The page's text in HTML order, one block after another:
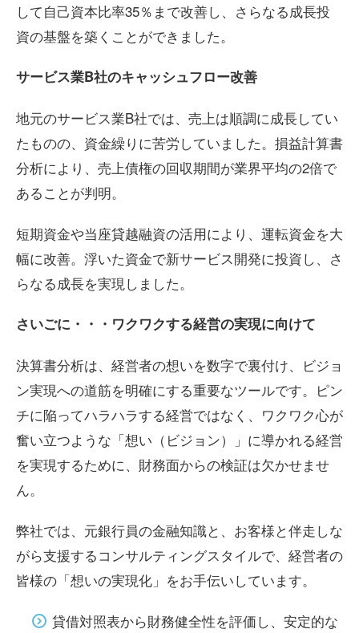
して自己資本比率35％まで改善し、さらなる成長投
資の基盤を築くことができました。
サービス業B社のキャッシュフロー改善
地元のサービス業B社では、売上は順調に成長してい
たものの、資金繰りに苦労していました。損益計算書
分析により、売上債権の回収期間が業界平均の2倍で
あることが判明。
短期資金や当座貸越融資の活用により、運転資金を大
幅に改善。浮いた資金で新サービス開発に投資し、さ
らなる成長を実現しました。
さいごに・・・ワクワクする経営の実現に向けて
決算書分析は、経営者の想いを数字で裏付け、ビジョ
ン実現への道筋を明確にする重要なツールです。ピン
チに陥ってハラハラする経営ではなく、ワクワク心が
奮い立つような「想い（ビジョン）」に導かれる経営
を実現するために、財務面からの検証は欠かせませ
ん。
弊社では、元銀行員の金融知識と、お客様と伴走しな
がら支援するコンサルティングスタイルで、経営者の
皆様の「想いの実現化」をお手伝いしています。
貸借対照表から財務健全性を評価し、安定的な